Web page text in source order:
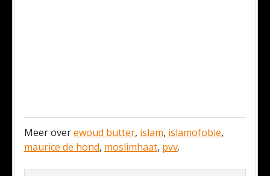
Meer overewoud butter, islam, islamofobie,
maurice de hond, moslimhaat, pvv.